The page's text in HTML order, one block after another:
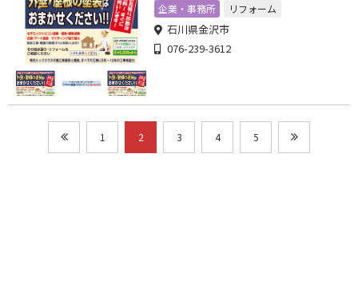
企業・事務所 リフォーム
石川県金沢市
076-239-3612
1 2 3 4 5